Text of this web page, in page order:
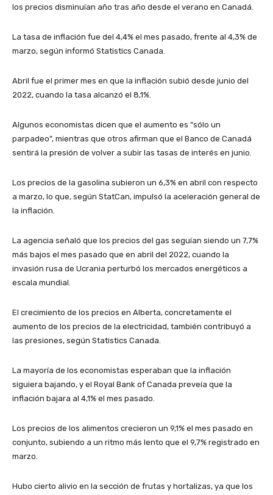
los precios disminuían año tras año desde el verano en Canadá.
La tasa de inflación fue del 4,4% el mes pasado, frente al 4,3% de
marzo, según informó Statistics Canada.
Abril fue el primer mes en que la inflación subió desde junio del
2022, cuando la tasa alcanzó el 8,1%.
Algunos economistas dicen que el aumento es “sólo un
parpadeo”, mientras que otros afirman que el Banco de Canadá
sentirá la presión de volver a subir las tasas de interés en junio.
Los precios de la gasolina subieron un 6,3% en abril con respecto
a marzo, lo que, según StatCan, impulsó la aceleración general de
la inflación.
La agencia señaló que los precios del gas seguían siendo un 7,7%
más bajos el mes pasado que en abril del 2022, cuando la
invasión rusa de Ucrania perturbó los mercados energéticos a
escala mundial.
El crecimiento de los precios en Alberta, concretamente el
aumento de los precios de la electricidad, también contribuyó a
las presiones, según Statistics Canada.
La mayoría de los economistas esperaban que la inflación
siguiera bajando, y el Royal Bank of Canada preveía que la
inflación bajara al 4,1% el mes pasado.
Los precios de los alimentos crecieron un 9,1% el mes pasado en
conjunto, subiendo a un ritmo más lento que el 9,7% registrado en
marzo.
Hubo cierto alivio en la sección de frutas y hortalizas, ya que los